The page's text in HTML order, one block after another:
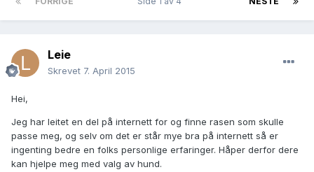
Leie
Skrevet 7. April 2015
Hei,
Jeg har leitet en del på internett for og finne rasen som skulle
passe meg, og selv om det er står mye bra på internett så er
ingenting bedre en folks personlige erfaringer. Håper derfor dere
kan hjelpe meg med valg av hund.